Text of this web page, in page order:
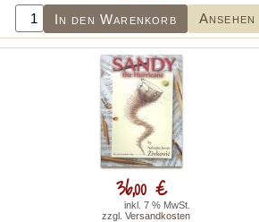
In den Warenkorb Ansehen
36,00 €
inkl. 7 % MwSt.
zzgl. Versandkosten